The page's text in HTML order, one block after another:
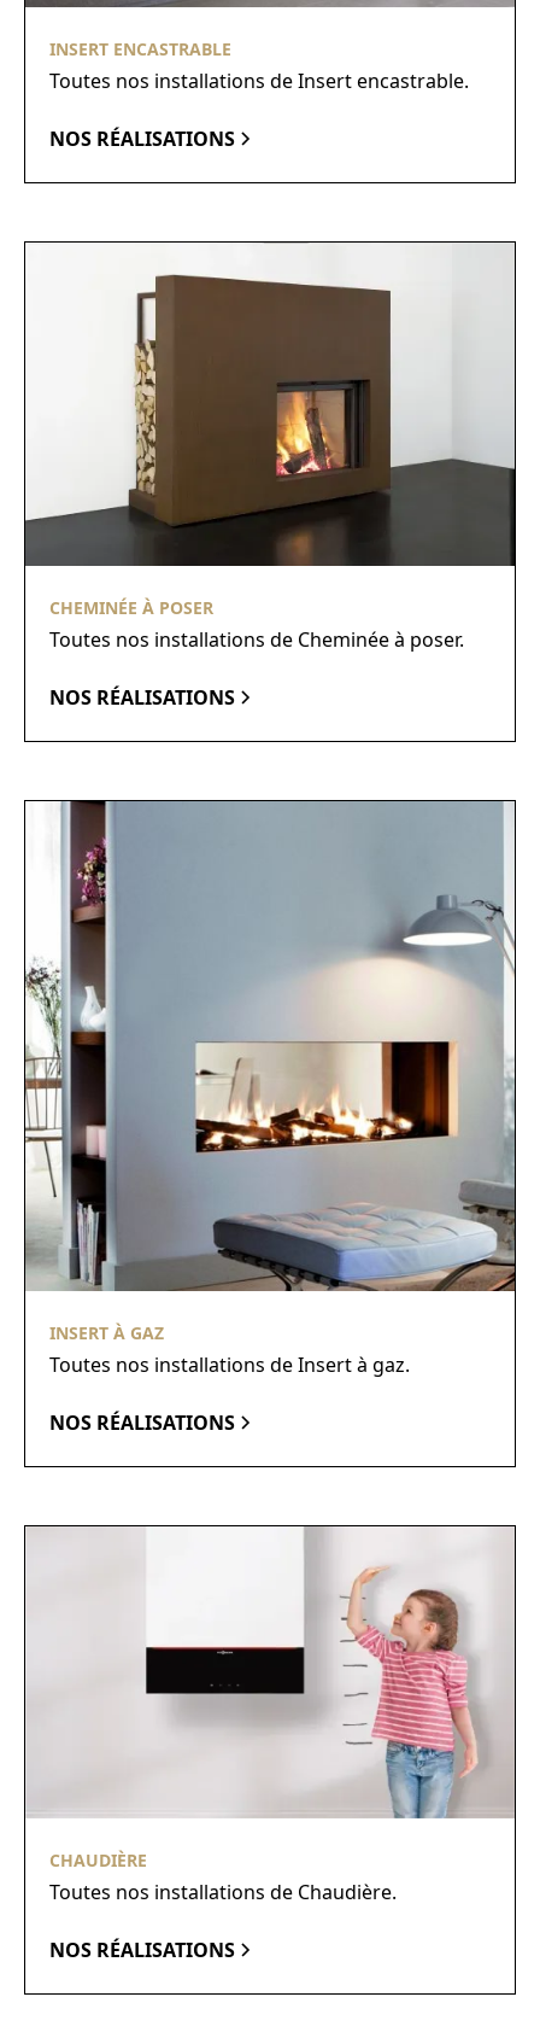
INSERT ENCASTRABLE
Toutes nos installations de Insert encastrable.
NOS RÉALISATIONS
CHEMINÉE À POSER
Toutes nos installations de Cheminée à poser.
NOS RÉALISATIONS
INSERT À GAZ
Toutes nos installations de Insert à gaz.
NOS RÉALISATIONS
CHAUDIÈRE
Toutes nos installations de Chaudière.
NOS RÉALISATIONS